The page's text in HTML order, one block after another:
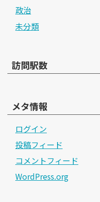
政治
未分類
訪問駅数
メタ情報
ログイン
投稿フィード
コメントフィード
WordPress.org